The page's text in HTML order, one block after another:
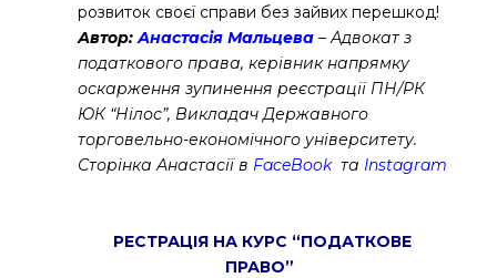
розвиток своєї справи без зайвих перешкод!
Автор: Анастасія Мальцева– Адвокат з
податкового права, керівник напрямку
оскарження зупинення реєстрації ПН/РК
ЮК “Нілос”, Викладач Державного
торговельно-економічного університету.
Сторінка Анастасії в FaceBook та Instagram
РЕСТРАЦІЯ НА КУРС “ПОДАТКОВЕ
ПРАВО”